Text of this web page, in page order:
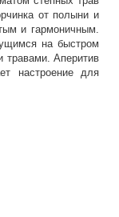
от полыни и
и гармоничным.
на быстром
травами. Аперитив
настроение для